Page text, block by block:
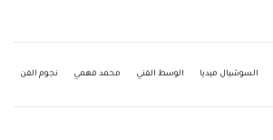
السوشيال ميديا الوسط الفني محمد فهمي نجوم الفن